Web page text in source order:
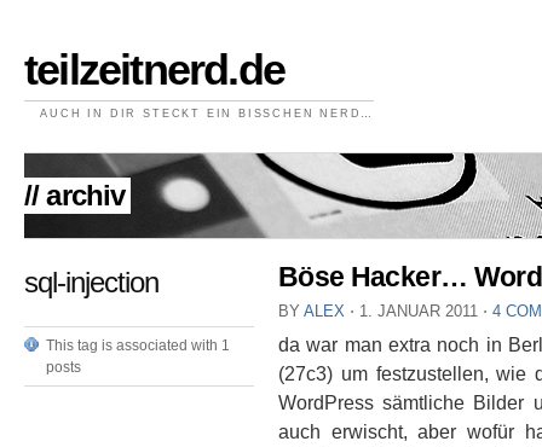
teilzeitnerd.de
AUCH IN DIR STECKT EIN BISSCHEN NERD…
// archiv
sql-injection
This tag is associated with 1
posts
Böse Hacker…
BY ALEX ⋅ 1. JANUAR 2011 ⋅ 4
da war man extra noch in
(27c3) um festzustellen, wie
WordPress sämtliche Bilder
auch erwischt, aber wofür